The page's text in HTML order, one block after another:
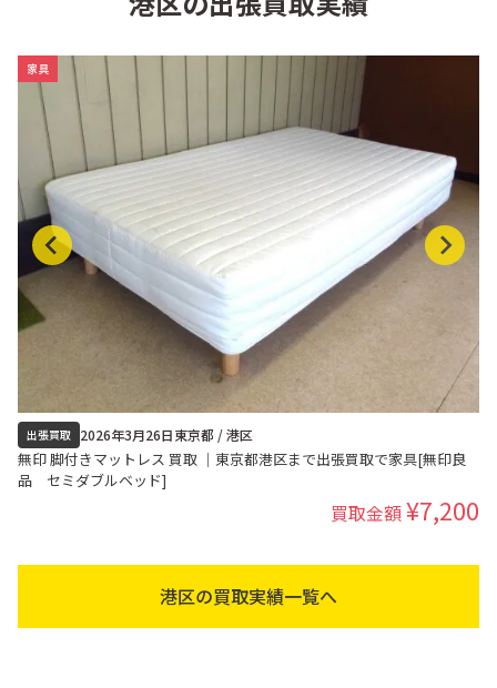
家具
出張買取 2026年3月26日東京都 / 港区
無印 脚付きマットレス 買取 ｜東京都港区まで出張買取で家具[無印良
品 セミダブルベッド]
買取金額¥7,200
港区の買取実績一覧へ